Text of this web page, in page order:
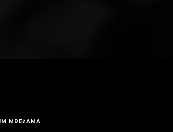
MREŽAMA